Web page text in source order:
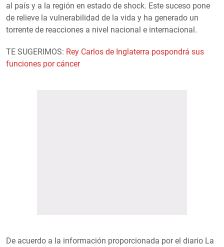
al país y a la región en estado de shock. Este suceso pone
de relieve la vulnerabilidad de la vida y ha generado un
torrente de reacciones a nivel nacional e internacional.
TE SUGERIMOS: Rey Carlos de Inglaterra pospondrá sus
funciones por cáncer
De acuerdo a la información proporcionada por el diario La